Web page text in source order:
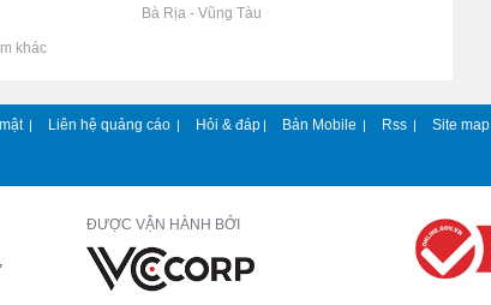
Rao vặt tại Bà Rịa - Vũng Tàu
khác
| Liên hệ quảng cáo | Hỏi & đáp | Bản Mobile | Rss | Site map
ĐƯỢC VẬN HÀNH BỞI